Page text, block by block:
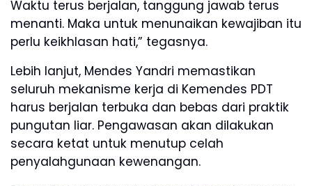
Waktu terus berjalan, tanggung jawab terus
menanti. Maka untuk menunaikan kewajiban itu
perlu keikhlasan hati,” tegasnya.
Lebih lanjut, Mendes Yandri memastikan
seluruh mekanisme kerja di Kemendes PDT
harus berjalan terbuka dan bebas dari praktik
pungutan liar. Pengawasan akan dilakukan
secara ketat untuk menutup celah
penyalahgunaan kewenangan.